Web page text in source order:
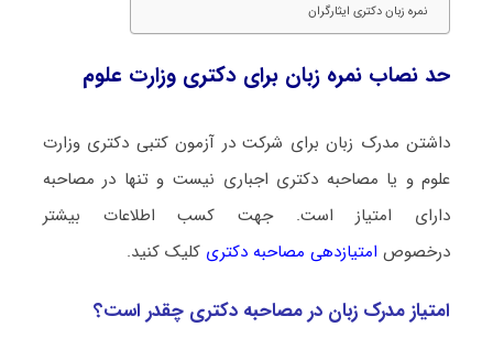
نمره زبان دکتری ایثارگران
حد نصاب نمره زبان برای دکتری وزارت علوم
داشتن مدرک زبان برای شرکت در آزمون کتبی دکتری وزارت
علوم و یا مصاحبه دکتری اجباری نیست و تنها در مصاحبه
دارای امتیاز است. جهت کسب اطلاعات بیشتر
درخصوص امتیازدهی مصاحبه دکتری کلیک کنید.
امتیاز مدرک زبان در مصاحبه دکتری چقدر است؟